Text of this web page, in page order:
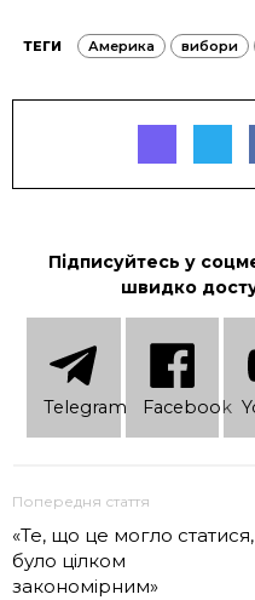
ТЕГИ Америка вибори
Підписуйтесь у
швидко
Telеgram Facebook
Попередня стаття
«Те, що це могло статися,
було цілком
закономірним»